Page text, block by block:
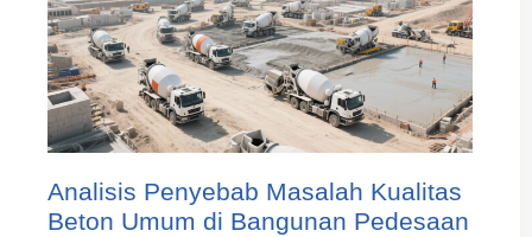
Analisis Penyebab Masalah Kualitas
Beton Umum di Bangunan Pedesaan